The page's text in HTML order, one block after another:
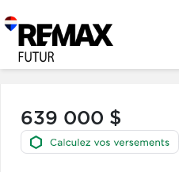
639 000 $